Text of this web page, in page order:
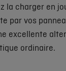
la charger en
par vos
excellente
ordinaire.